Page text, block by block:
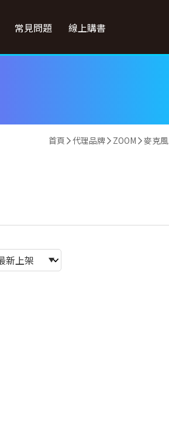
常見問題 線上購書
首頁 代理品牌 ZOOM 麥克風